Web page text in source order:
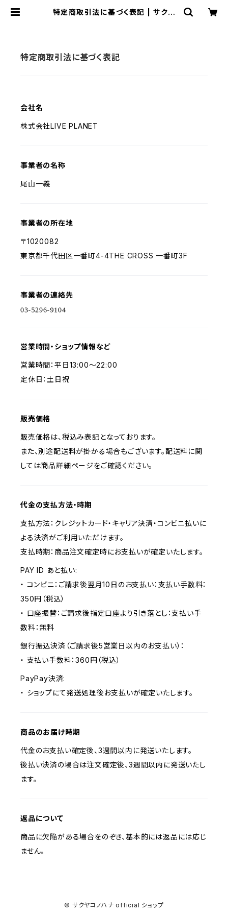
特定商取引法に基づく表記 | サクヤ
特定商取引法に基づく表記
会社名
株式会社LIVE PLANET
事業者の名称
尾山一義
事業者の所在地
〒1020082
東京都千代田区一番町4-4THE CROSS 一番町3F
事業者の連絡先
営業時間・ショップ情報など
営業時間：平日13:00〜22:00
定休日：土日祝
販売価格
販売価格は、税込み表記となっております。
また、別途配送料が掛かる場合もございます。配送料に関
しては商品詳細ページをご確認ください。
代金の支払方法・時期
支払方法：クレジットカード・キャリア決済・コンビニ払いに
よる決済がご利用いただけます。
支払時期：商品注文確定時にお支払いが確定いたします。
PAY ID あと払い:
・ コンビニ：ご請求後翌月10日のお支払い：支払い手数料：
350円（税込）
・ 口座振替：ご請求後指定口座より引き落とし：支払い手
数料：無料
銀行振込決済（ご請求後5営業日以内のお支払い）：
・ 支払い手数料：360円（税込）
PayPay決済:
・ ショップにて発送処理後お支払いが確定いたします。
商品のお届け時期
代金のお支払い確定後、3週間以内に発送いたします。
後払い決済の場合は注文確定後、3週間以内に発送いたし
ます。
返品について
商品に欠陥がある場合をのぞき、基本的には返品には応じ
ません。
© サクヤコノハナ official ショップ